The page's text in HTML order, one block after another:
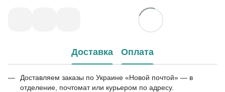
Доставка Оплата
Доставляем заказы по Украине «Новой почтой» — в
отделение, почтомат или курьером по адресу.